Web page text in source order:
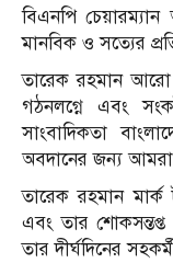
বিএনপি
মানবিক ও সত্যের
তারেক রহমান আরো
গঠনলগ্নে এবং
সাংবাদিকতা
অবদানের জন্য আমরা
তারেক রহমান মার্ক
এবং তার শোকসন্তপ্ত
তার দীর্ঘদিনের